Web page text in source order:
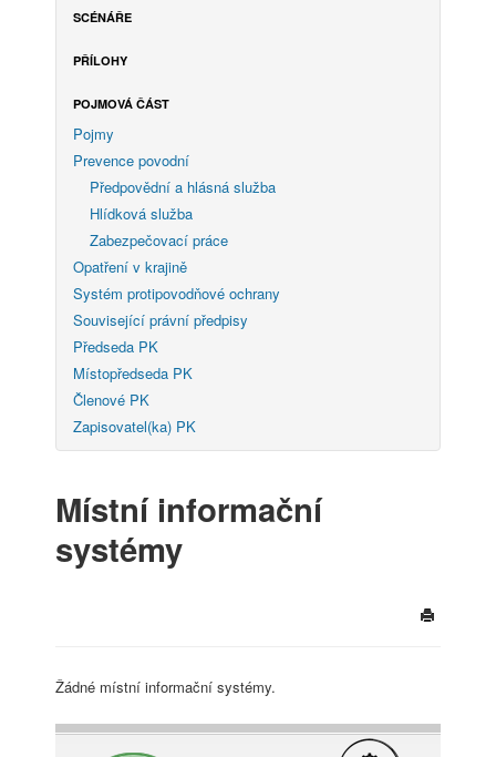
SCÉNÁŘE
PŘÍLOHY
POJMOVÁ ČÁST
Pojmy
Prevence povodní
Předpovědní a hlásná služba
Hlídková služba
Zabezpečovací práce
Opatření v krajině
Systém protipovodňové ochrany
Související právní předpisy
Předseda PK
Místopředseda PK
Členové PK
Zapisovatel(ka) PK
Místní informační
systémy
Žádné místní informační systémy.